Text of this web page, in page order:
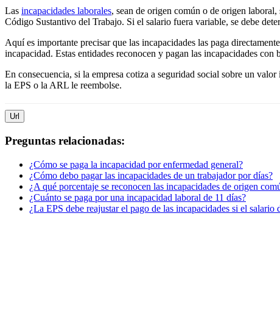
Las incapacidades laborales, sean de origen común o de origen
Código Sustantivo del Trabajo. Si el salario fuera variable, se debe
Aquí es importante precisar que las incapacidades las paga
incapacidad. Estas entidades reconocen y pagan las incapacidades
En consecuencia, si la empresa cotiza a seguridad social sobre un
la EPS o la ARL le reembolse.
Url
Preguntas relacionadas:
¿Cómo se paga la incapacidad por enfermedad general?
¿Cómo debo pagar las incapacidades de un trabajador por días?
¿A qué porcentaje se reconocen las incapacidades de origen
¿Cuánto se paga por una incapacidad laboral de 11 días?
¿La EPS debe reajustar el pago de las incapacidades si el salario